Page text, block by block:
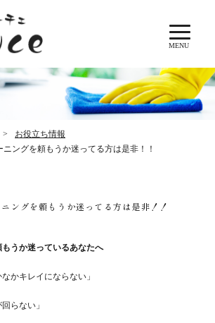
MENU
お役立ち情報
ングを頼もうか迷ってる方は是非！！
ングを頼もうか迷ってる方は是非！！
うか迷っているあなたへ
かキレイにならない」
らない」